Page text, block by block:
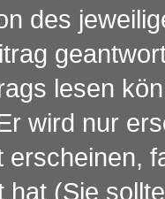
des
lesen
wird nur
hat (Sie